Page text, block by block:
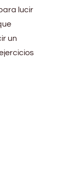
lucir
un